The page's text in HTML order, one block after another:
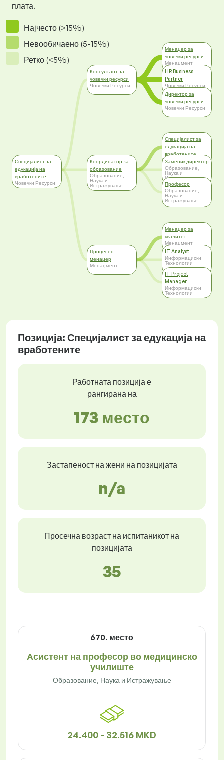
плата.
Најчесто (>15%)
Невообичаено (5-15%)
Ретко (<5%)
Специјалист за
едукација на
вработените
Човечки Ресурси
Консултант за
човечки ресурси
Човечки Ресурси
Координатор за
образование
Образование,
Наука и
Истражување
Процесен
менаџер
Менаџмент
Менаџер за
човечки ресурси
Менаџмент
HR Business
Partner
Човечки Ресурси
Директор за
човечки ресурси
Човечки Ресурси
Специјалист за
едукација на
вработените
Човечки Ресурси
Заменик директор
Образование,
Наука и
Истражување
Професор
Образование,
Наука и
Истражување
Менаџер за
квалитет
Менаџмент
IT Analyst
Информациски
Технологии
IT Project
Manager
Информациски
Технологии
Позиција: Специјалист за едукација на
вработените
Работната позиција е
рангирана на
173 место
Застапеност на жени на позицијата
n/a
Просечна возраст на испитаникот на
позицијата
35
670. место
Асистент на професор во медицинско
училиште
Образование, Наука и Истражување
24.400 - 32.516 MKD